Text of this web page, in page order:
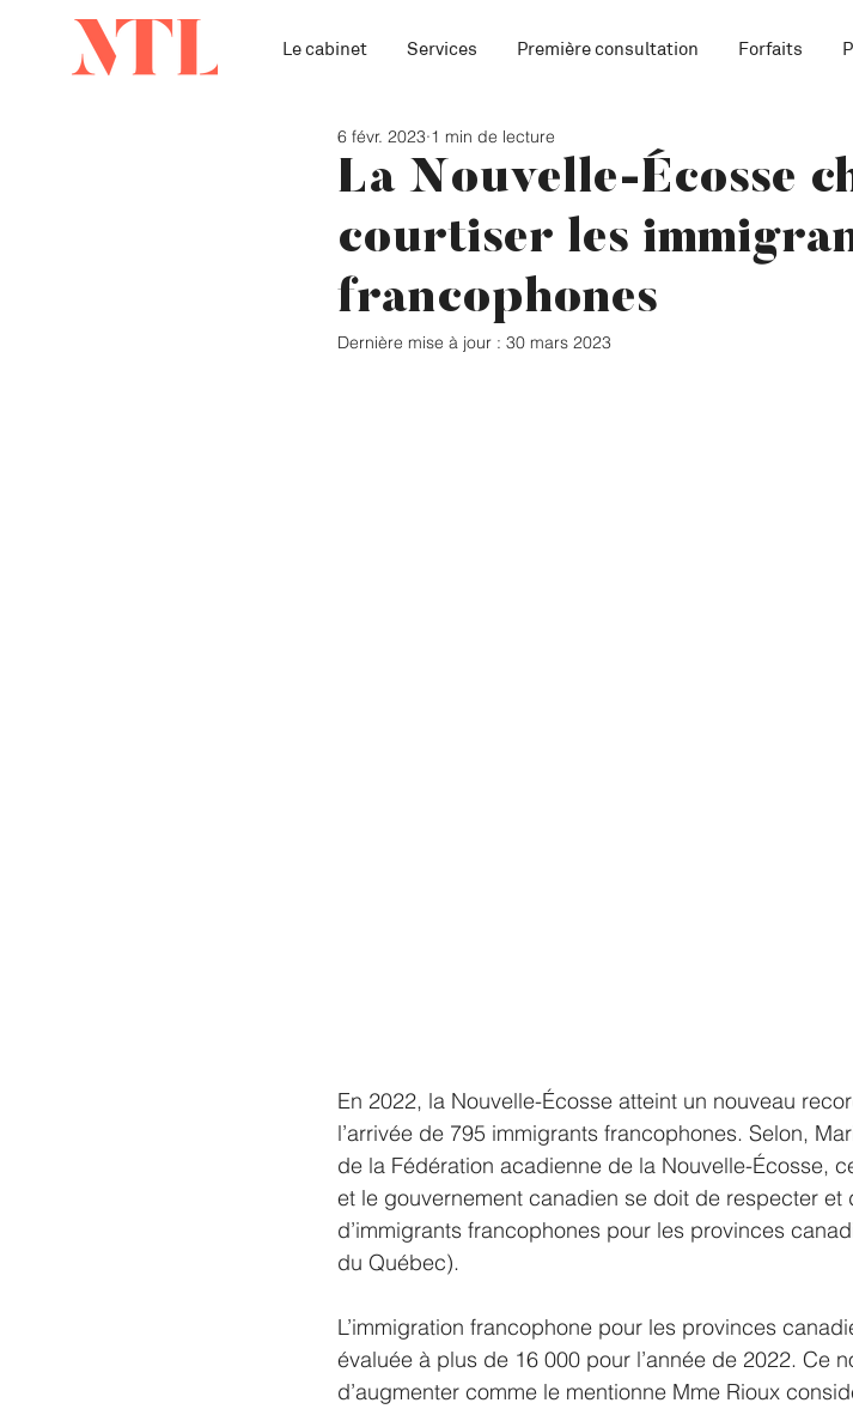
Le cabinet Services Première consultation Forfaits
La Nouvelle-Écosse
courtiser les
francophones
6 févr. 2023 1 min de lecture
Dernière mise à jour : 30 mars 2023
En 2022, la Nouvelle-Écosse atteint un nouveau
l’arrivée de 795 immigrants francophones. Selon,
de la Fédération acadienne de la Nouvelle-Écosse,
et le gouvernement canadien se doit de respecter et
d’immigrants francophones pour les provinces
du Québec).
L’immigration francophone pour les provinces
évaluée à plus de 16 000 pour l’année de 2022. Ce
d’augmenter comme le mentionne Mme Rioux